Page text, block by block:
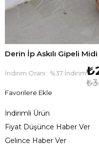
Derin İp Askılı Gipeli
İndirim Oranı : %37 İndirim
Favorilere Ekle
İndirimli Ürün
Fiyat Düşünce Haber Ver
Gelince Haber Ver